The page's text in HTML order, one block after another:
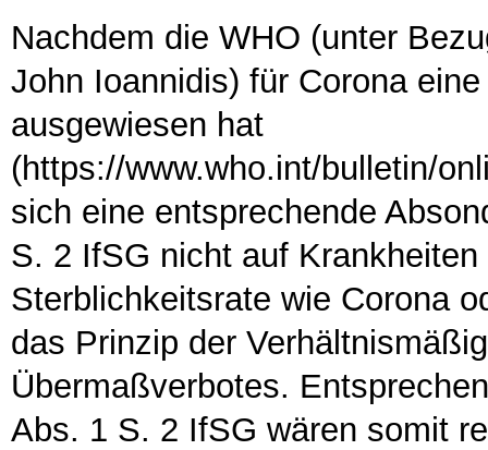
Nachdem die WHO (unter
John Ioannidis) für Corona
ausgewiesen hat
(https://www.who.int/bulletin/
sich eine entsprechende
S. 2 IfSG nicht auf
Sterblichkeitsrate wie Corona
das Prinzip der
Übermaßverbotes.
Abs. 1 S. 2 IfSG wären somit